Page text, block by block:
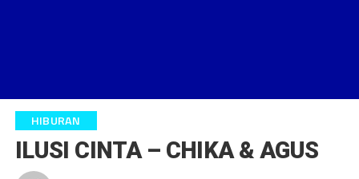
HIBURAN
ILUSI CINTA – CHIKA & AGUS